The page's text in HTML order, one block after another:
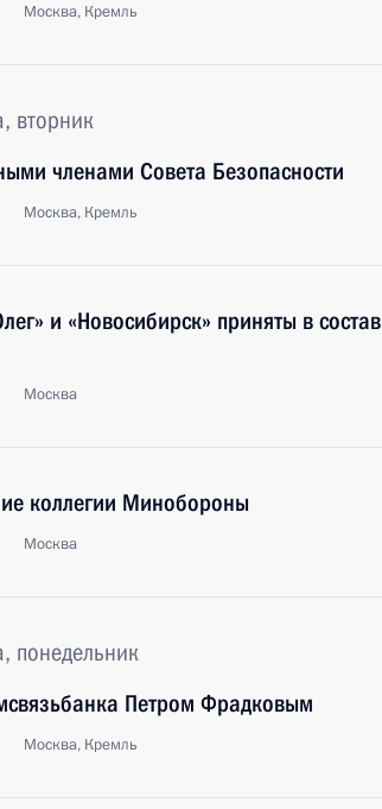
Москва, Кремль
вторник
членами Совета Безопасности
Москва, Кремль
и «Новосибирск» приняты в состав
Москва
коллегии Минобороны
Москва
понедельник
Петром Фрадковым
Москва, Кремль